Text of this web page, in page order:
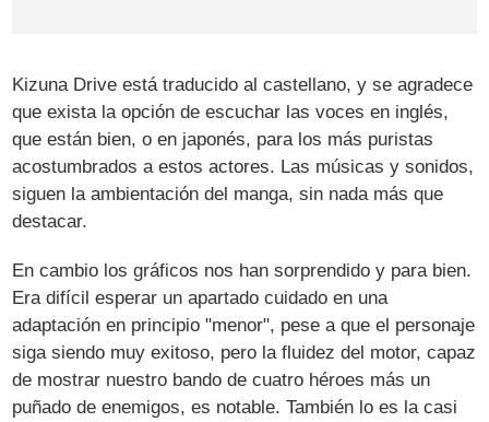
Kizuna Drive está traducido al castellano, y se agradece
que exista la opción de escuchar las voces en inglés,
que están bien, o en japonés, para los más puristas
acostumbrados a estos actores. Las músicas y sonidos,
siguen la ambientación del manga, sin nada más que
destacar.
En cambio los gráficos nos han sorprendido y para bien.
Era difícil esperar un apartado cuidado en una
adaptación en principio "menor", pese a que el personaje
siga siendo muy exitoso, pero la fluidez del motor, capaz
de mostrar nuestro bando de cuatro héroes más un
puñado de enemigos, es notable. También lo es la casi